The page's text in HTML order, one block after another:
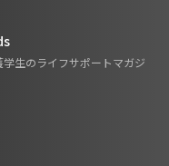
学生のライフサポートマガジ